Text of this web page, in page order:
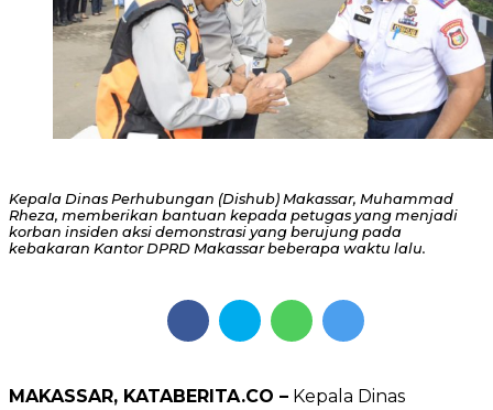
Kepala Dinas Perhubungan (Dishub) Makassar, Muhammad
Rheza, memberikan bantuan kepada petugas yang menjadi
korban insiden aksi demonstrasi yang berujung pada
kebakaran Kantor DPRD Makassar beberapa waktu lalu.
MAKASSAR, KATABERITA.CO – Kepala Dinas